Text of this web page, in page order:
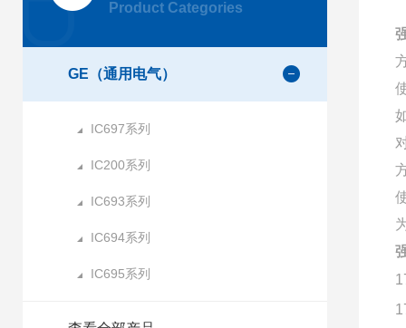
Product Categories
GE（通用电气）
IC697系列
IC200系列
IC693系列
IC694系列
IC695系列